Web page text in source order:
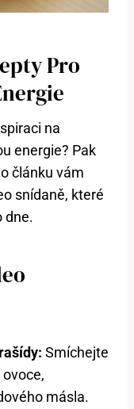
Pro
na
energie? Pak
článku vám
snídaně, které
dne.
Smíchejte
másla.